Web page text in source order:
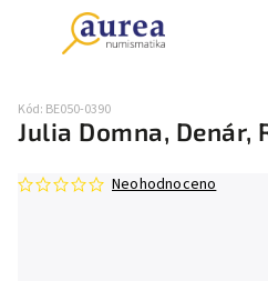
Julia Domna, Denár,
Kód: BE050-0390
Neohodnoceno